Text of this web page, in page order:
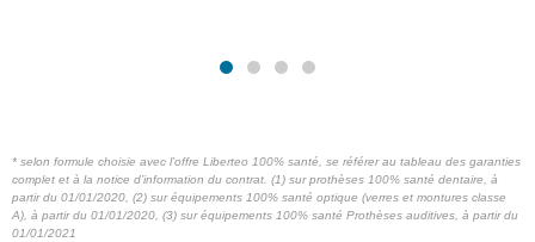
* selon formule choisie avec l’offre Liberteo 100% santé, se référer au tableau des garanties
complet et à la notice d’information du contrat. (1) sur prothèses 100% santé dentaire, à
partir du 01/01/2020, (2) sur équipements 100% santé optique (verres et montures classe
A), à partir du 01/01/2020, (3) sur équipements 100% santé Prothèses auditives, à partir du
01/01/2021